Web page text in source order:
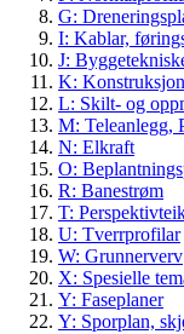
G:
I: Kablar,
J:
K:
L: Skilt- og
M: Teleanlegg,
N: Elkraft
O:
R: Banestrøm
T:
U: Tverrprofilar
W: Grunnerverv
X: Spesielle
Y: Faseplaner
Y: Sporplan,